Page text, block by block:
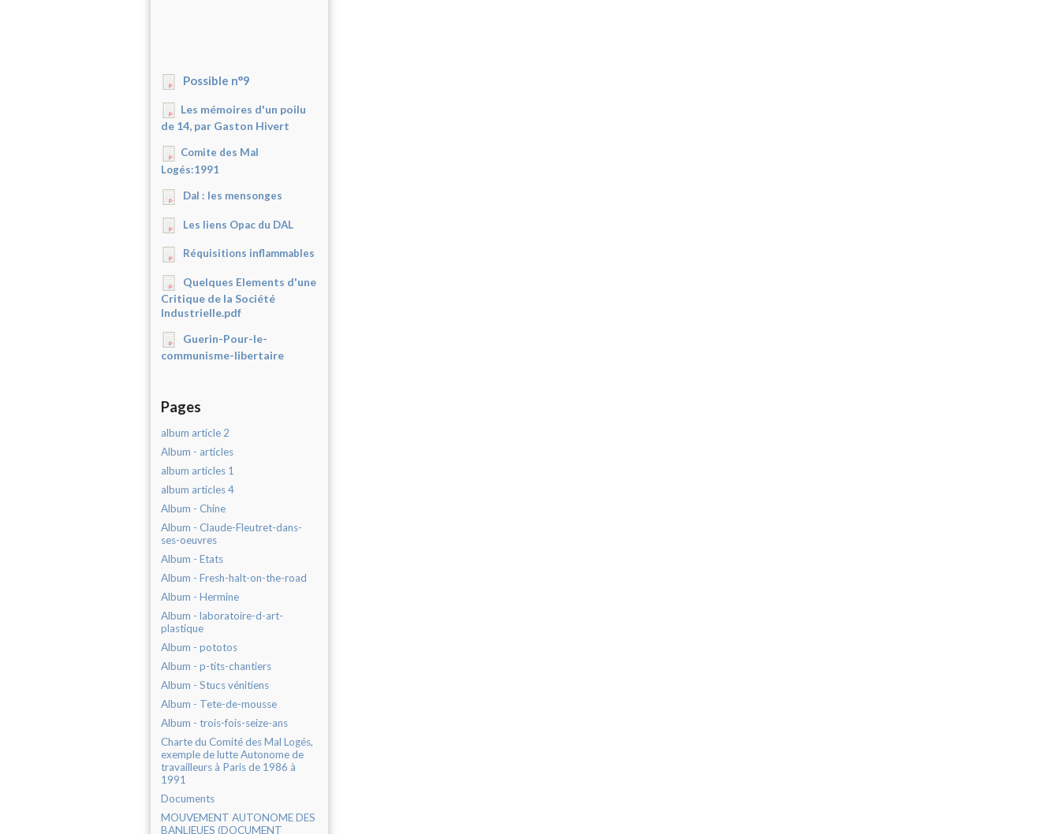
Possible n°9
Les mémoires d'un poilu
de 14, par Gaston Hivert
Comite des Mal
Logés:1991
Dal : les mensonges
Les liens Opac du DAL
Réquisitions inflammables
Quelques Elements d'une
Critique de la Société
Industrielle.pdf
Guerin-Pour-le-
communisme-libertaire
Pages
album article 2
Album - articles
album articles 1
album articles 4
Album - Chine
Album - Claude-Fleutret-dans-
ses-oeuvres
Album - Etats
Album - Fresh-halt-on-the-road
Album - Hermine
Album - laboratoire-d-art-
plastique
Album - pototos
Album - p-tits-chantiers
Album - Stucs vénitiens
Album - Tete-de-mousse
Album - trois-fois-seize-ans
Charte du Comité des Mal Logés,
exemple de lutte Autonome de
travailleurs à Paris de 1986 à
1991
Documents
MOUVEMENT AUTONOME DES
BANLIEUES (DOCUMENT